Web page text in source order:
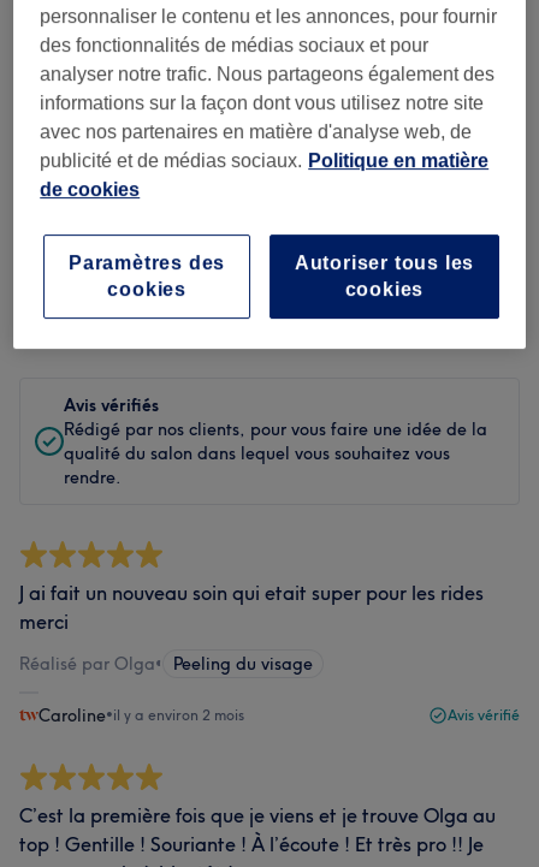
Propreté
Personnel
Filtrer les avis
beauté
Toutes les prestations
Évaluation Filtrer par évaluation
Avis vérifiés
Rédigé par nos clients, pour vous faire une idée de la
qualité du salon dans lequel vous souhaitez vous
rendre.
J ai fait un nouveau soin qui etait super pour les rides
merci
Réalisé par Olga• Peeling du visage
Caroline•il y a environ 2 mois Avis vérifié
C’est la première fois que je viens et je trouve Olga au
top ! Gentille ! Souriante ! À l’écoute ! Et très pro !! Je
personnaliser le contenu et les annonces, pour fournir
des fonctionnalités de médias sociaux et pour
analyser notre trafic. Nous partageons également des
informations sur la façon dont vous utilisez notre site
avec nos partenaires en matière d'analyse web, de
publicité et de médias sociaux. Politique en matière
de cookies
Autoriser tous les
cookies
Paramètres des
cookies